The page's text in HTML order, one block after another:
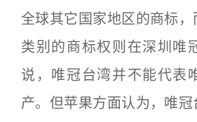
全球其它国家地区的商标
类别的商标权则在深圳唯
说，唯冠台湾并不能代表
产。但苹果方面认为，唯冠